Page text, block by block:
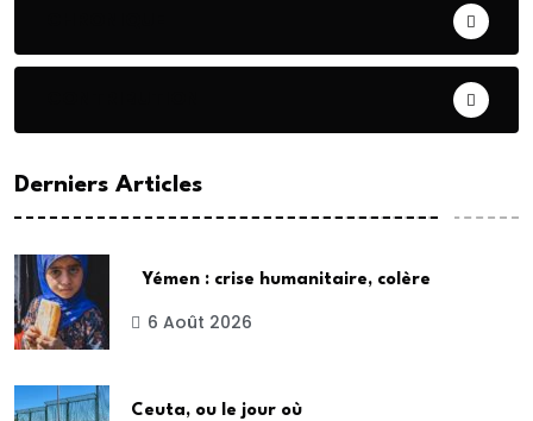
Derniers Articles
Yémen : crise humanitaire, colère
6 Août 2026
Ceuta, ou le jour où